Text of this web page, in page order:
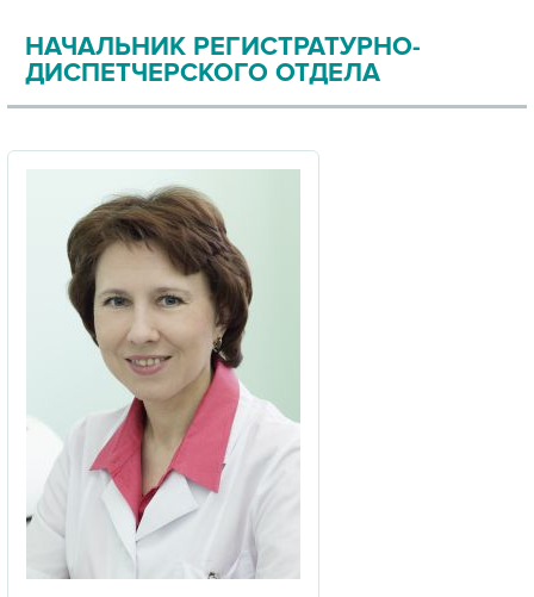
ПРАВОВАЯ ИНФОРМАЦИЯ
НАЧАЛЬНИК РЕГИСТРАТУРНО-
ДИСПЕТЧЕРСКОГО ОТДЕЛА